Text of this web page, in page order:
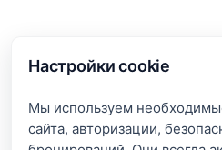
Настройки cookie
Мы используем
сайта, авторизации,